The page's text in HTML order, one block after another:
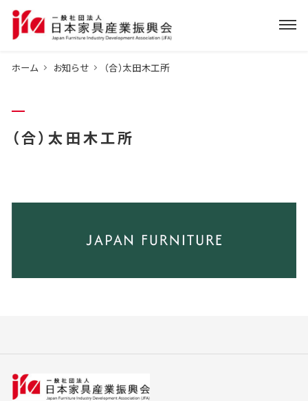
ホーム お知らせ （合）太田木工所
（合）太田木工所